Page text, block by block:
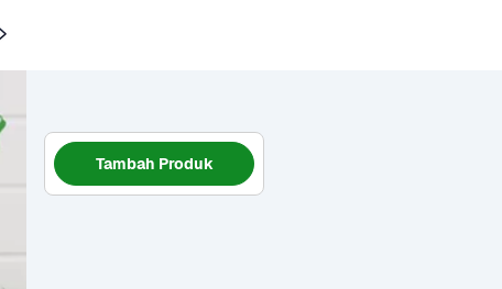
Tambah Produk